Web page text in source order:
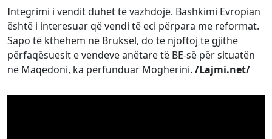
Integrimi i vendit duhet të vazhdojë. Bashkimi Evropian
është i interesuar që vendi të eci përpara me reformat.
Sapo të kthehem në Bruksel, do të njoftoj të gjithë
përfaqësuesit e vendeve anëtare të BE-së për situatën
në Maqedoni, ka përfunduar Mogherini. /Lajmi.net/